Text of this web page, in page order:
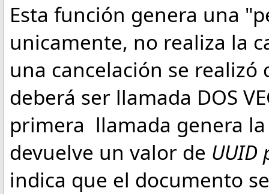
Esta función genera una
unicamente, no realiza la
una cancelación se
deberá ser llamada DOS
primera llamada genera
devuelve un valor de UUID
indica que el documento